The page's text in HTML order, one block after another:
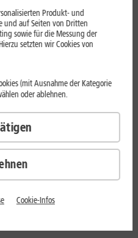
Werbung
Produkt- und
und auf Seiten von Dritten
sowie für die Messung der
setzten wir Cookies von
(mit Ausnahme der Kategorie
oder ablehnen.
Cookie-Infos